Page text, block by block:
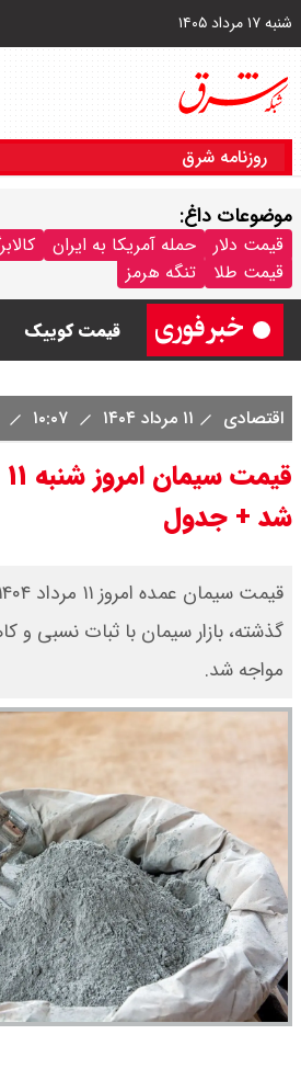
شنبه ۱۷ مرداد ۱۴۰۵
روزنامه شرق
موضوعات داغ:
قیمت دلار حمله آمریکا به ایران
قیمت طلا
تنگه هرمز
قیمت کوییک
مرداد
جدول
+ جدول
آغاز شد /
پرداخت ۵۰۰ میلیون تومان + لینک
۱۴۰۵ / شاخص افزایشی شد + تحلیل
اقتصادی ۱۱ مرداد ۱۴۰۴
شد + جدول
گذشته، بازار سیمان با ثبات نسبی
مواجه شد.